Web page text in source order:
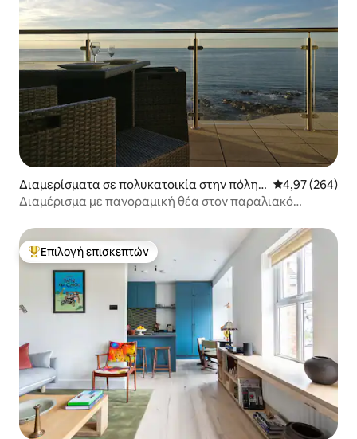
Διαμερίσματα σε πολυκατοικία στην πόλη
Causeway Coast and Glens
Μέση
4,97 (264)
Διαμέρισμα με πανοραμική θέα στον παραλιακό
Κορυφαία επιλογή επισκεπτών
Επιλογή επισκεπτών